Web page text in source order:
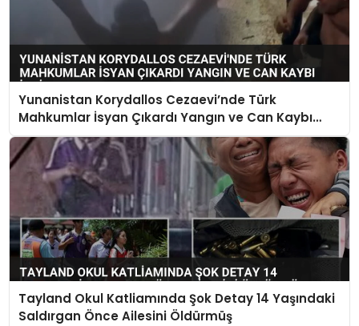
Yunanistan Korydallos Cezaevi’nde Türk
Mahkumlar İsyan Çıkardı Yangın ve Can Kaybı
İddiaları Var
Tayland Okul Katliamında Şok Detay 14 Yaşındaki
Saldırgan Önce Ailesini Öldürmüş